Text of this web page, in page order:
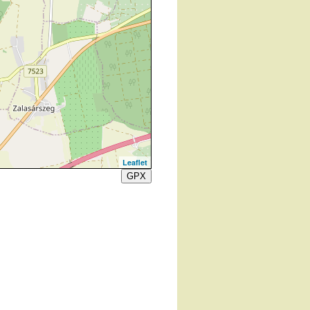
Leaflet
GPX